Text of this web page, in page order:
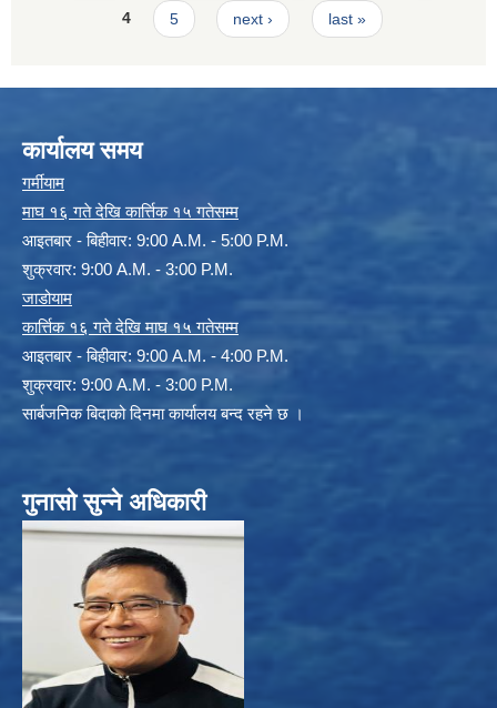
4 5 next › last »
कार्यालय समय
गर्मीयाम
माघ १६ गते देखि कार्त्तिक १५ गतेसम्म
आइतबार - बिहीवार: 9:00 A.M. - 5:00 P.M.
शुक्रवार: 9:00 A.M. - 3:00 P.M.
जाडोयाम
कार्त्तिक १६ गते देखि माघ १५ गतेसम्म
आइतबार - बिहीवार: 9:00 A.M. - 4:00 P.M.
शुक्रवार: 9:00 A.M. - 3:00 P.M.
सार्बजनिक बिदाको दिनमा कार्यालय बन्द रहने छ ।
गुनासो सुन्ने अधिकारी